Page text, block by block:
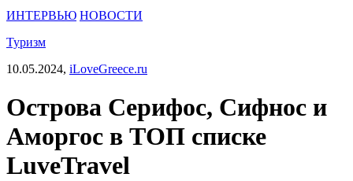
ИНТЕРВЬЮ НОВОСТИ
Туризм
10.05.2024, iLoveGreece.ru
Острова Серифос, Сифнос и
Аморгос в ТОП списке
LuveTravel